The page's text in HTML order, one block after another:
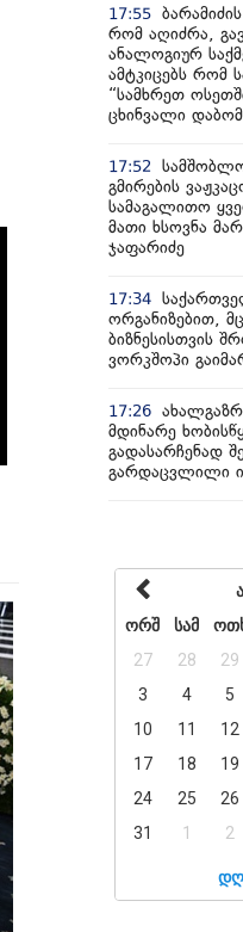
17:55
რომ აღიძრა,
ანალოგიურ
ამტკიცებს რომ
“სამხრეთ
ცხინვალი
17:52
გმირების
სამაგალითო
მათი ხსოვნა
ჯაფარიძე
17:34
ორგანიზებით,
ბიზნესისთვის
ვორკშოპი
17:26
მდინარე
გადასარჩენად
გარდაცვლილი
ორშ
სამ
27
28 29
3
4 5
10
11 12
17
18 19
24
25 26
31
1 2